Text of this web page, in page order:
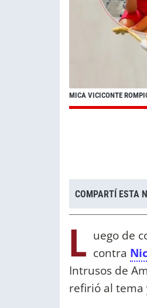
MICA VICICONTE
COMPARTÍ ESTA
L uego de
contra
Intrusos de
refirió al tema